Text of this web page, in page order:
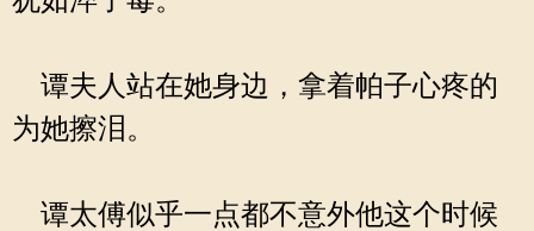
谭夫人站在她身边，拿着帕子心疼的
为她擦泪。
谭太傅似乎一点都不意外他这个时候